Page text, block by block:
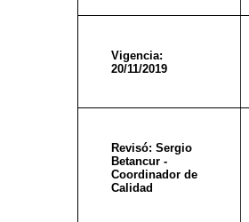
Vigencia:
20/11/2019
Revisó: Sergio
Betancur -
Coordinador de
Calidad